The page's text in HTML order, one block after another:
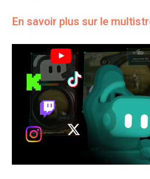
En savoir plus sur le